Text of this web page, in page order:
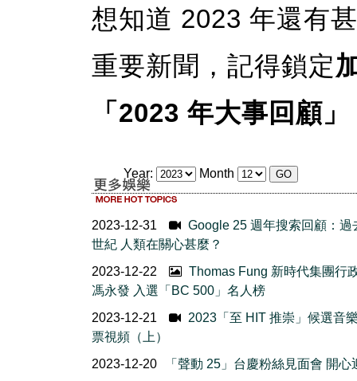
想知道 2023 年還有
重要新聞，記得鎖定
「2023 年大事回顧」
Year: Month
2023-12-31
Google 25 週年搜索回顧：過
世紀 人類在關心甚麼？
2023-12-22
Thomas Fung 新時代集團行
馮永發 入選「BC 500」名人榜
2023-12-21
2023「至 HIT 推崇」候選音
票視頻（上）
2023-12-20
「聲動 25」台慶粉絲見面會 開心